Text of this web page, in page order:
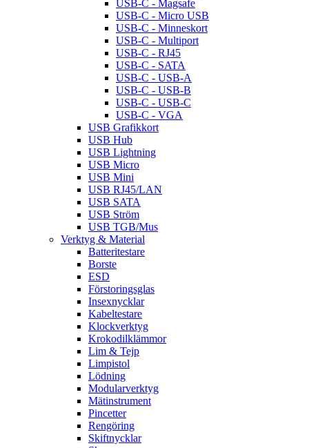
USB-C - Magsafe
USB-C - Micro USB
USB-C - Minneskort
USB-C - Multiport
USB-C - RJ45
USB-C - SATA
USB-C - USB-A
USB-C - USB-B
USB-C - USB-C
USB-C - VGA
USB Grafikkort
USB Hub
USB Lightning
USB Micro
USB Mini
USB RJ45/LAN
USB SATA
USB Ström
USB TGB/Mus
Verktyg & Material
Batteritestare
Borste
ESD
Förstoringsglas
Insexnycklar
Kabeltestare
Klockverktyg
Krokodilklämmor
Lim & Tejp
Limpistol
Lödning
Modularverktyg
Mätinstrument
Pincetter
Rengöring
Skiftnycklar